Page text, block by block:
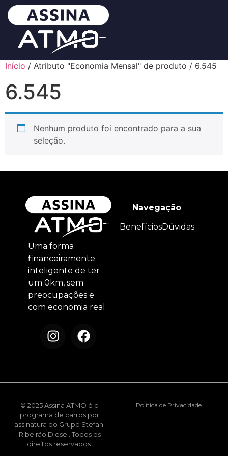
Início / Atributo "Economia Mensal" de produto / 6.545
6.545
Nenhum produto foi encontrado para a sua
seleção.
Uma forma
financeiramente
inteligente de ter
um 0km, sem
preocupações e
com economia real.
Navegação
BenefíciosDúvidas
© 2025 Assina ATMO é o
programa de carros por
assinatura do Grupo Stefani
Ribeirão Diesel. Todos os
direitos reservados.
Política de Privacidade